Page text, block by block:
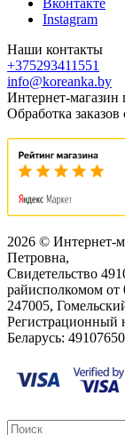
Вконтакте
Instagram
Наши контакты
+375293411551
info@koreanka.by
Интернет-магазин
Обработка
2026 © Интернет-
Петровна,
Свидетельство
райисполкомом от
247005,
Регистрационный
Беларусь: